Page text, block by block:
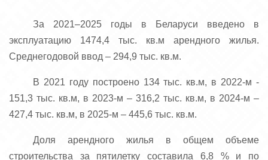
За 2021–2025 годы в Беларуси введено в
эксплуатацию 1474,4 тыс. кв.м арендного жилья.
Среднегодовой ввод – 294,9 тыс. кв.м.
В 2021 году построено 134 тыс. кв.м, в 2022-м -
151,3 тыс. кв.м, в 2023-м – 316,2 тыс. кв.м, в 2024-м –
427,4 тыс. кв.м, в 2025-м – 445,6 тыс. кв.м.
Доля арендного жилья в общем объеме
строительства за пятилетку составила 6,8 % и по